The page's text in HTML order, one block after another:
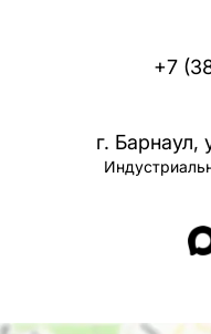
+7
г. Барнаул,